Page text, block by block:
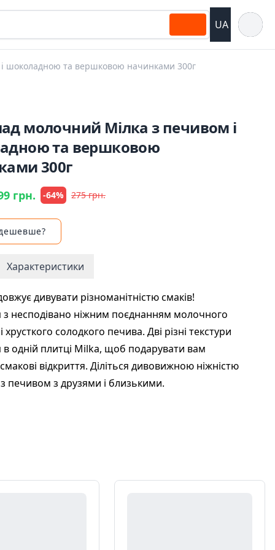
UA
шоколадною та вершковою начинками 300г
молочний Мілка з печивом і
та вершковою
300г
грн. -64% 275 грн.
Характеристики
дивувати різноманітністю смаків!
з несподівано ніжним поєднанням молочного
хрусткого солодкого печива. Дві різні текстури
в одній плитці Milka, щоб подарувати вам
відкриття. Діліться дивовижною ніжністю
печивом з друзями і близькими.